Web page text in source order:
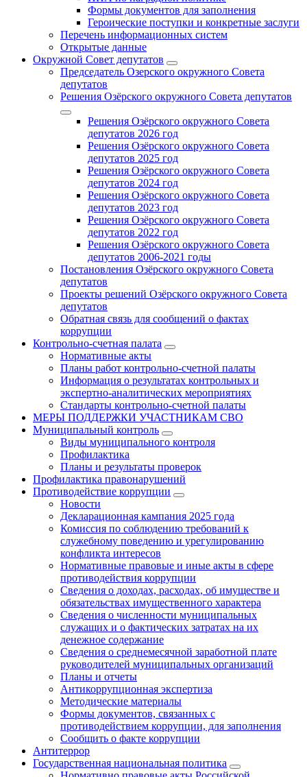
Формы документов для заполнения
Героические поступки и конкретные заслуги
Перечень информационных систем
Открытые данные
Окружной Совет депутатов
Председатель Озерского окружного Совета
депутатов
Решения Озёрского окружного Совета депутатов
Решения Озёрского окружного Совета
депутатов 2026 год
Решения Озёрского окружного Совета
депутатов 2025 год
Решения Озёрского окружного Совета
депутатов 2024 год
Решения Озёрского окружного Совета
депутатов 2023 год
Решения Озёрского окружного Совета
депутатов 2022 год
Решения Озёрского окружного Совета
депутатов 2006-2021 годы
Постановления Озёрского окружного Совета
депутатов
Проекты решений Озёрского окружного Совета
депутатов
Обратная связь для сообщений о фактах
коррупции
Контрольно-счетная палата
Нормативные акты
Планы работ контрольно-счетной палаты
Информация о результатах контрольных и
экспертно-аналитических мероприятиях
Стандарты контрольно-счетной палаты
МЕРЫ ПОДДЕРЖКИ УЧАСТНИКАМ СВО
Муниципальный контроль
Виды муниципального контроля
Профилактика
Планы и результаты проверок
Профилактика правонарушений
Противодействие коррупции
Новости
Декларационная кампания 2025 года
Комиссия по соблюдению требований к
служебному поведению и урегулированию
конфликта интересов
Нормативные правовые и иные акты в сфере
противодействия коррупции
Сведения о доходах, расходах, об имуществе и
обязательствах имущественного характера
Сведения о численности муниципальных
служащих и о фактических затратах на их
денежное содержание
Сведения о среднемесячной заработной плате
руководителей муниципальных организаций
Планы и отчеты
Антикоррупционная экспертиза
Методические материалы
Формы документов, связанных с
противодействием коррупции, для заполнения
Сообщить о факте коррупции
Антитеррор
Государственная национальная политика